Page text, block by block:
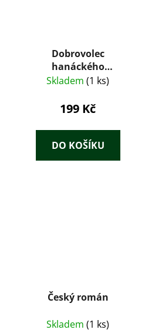
Dobrovolec
hanáckého
pluku+Martin
Skladem (1 ks)
199 Kč
DO KOŠÍKU
Český román
Skladem (1 ks)